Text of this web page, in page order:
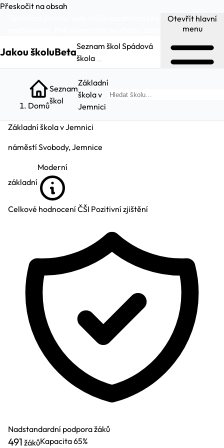
Přeskočit na obsah
Testovací provoz, web může obsahovat chyby a
dejte nám vědět.
Jakou školuBetaSeznam škol Spádová
škola
Otevřít hlavní
menu
Domů
Seznam
škol
Základní
škola v
Jemnici
Základní škola v Jemnici
náměstí Svobody, Jemnice
základní
Moderní
Celkové hodnocení ČŠI Pozitivní zjištění
Nadstandardní podpora žáků
491 žákůKapacita65%